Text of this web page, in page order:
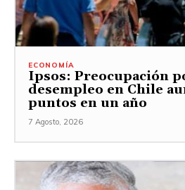
ECONOMÍA
Ipsos: Preocupación
desempleo en Chile
puntos en un año
7 Agosto, 2026